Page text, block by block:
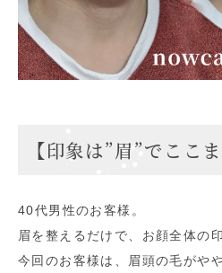
【印象は”眉”でここ
40代男性のお客様。
眉を整えるだけで、お顔全体の
今回のお客様は、眉頭の毛がや